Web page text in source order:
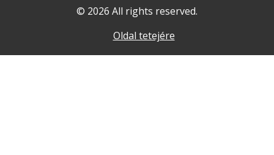
© 2026 All rights reserved.
Oldal tetejére